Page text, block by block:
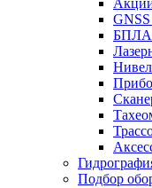
БПЛА
Подбор